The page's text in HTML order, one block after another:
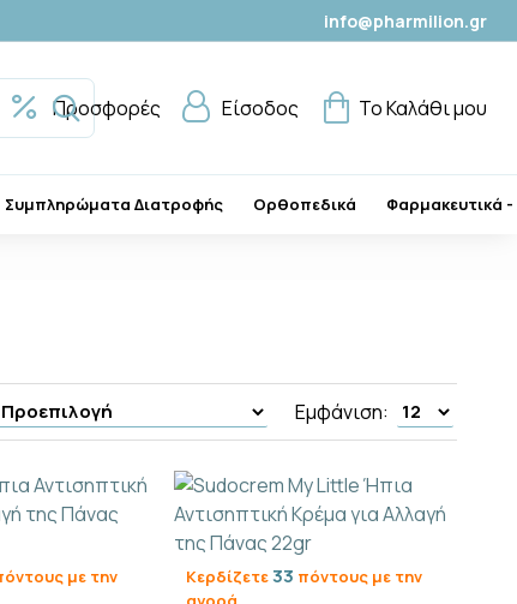
info@pharmilion.gr
Προσφορές Είσοδος Το Καλάθι μου
Συμπληρώματα Διατροφής Ορθοπεδικά Φαρμακευτικά -
Εμφάνιση:
με την
Κερδίζετε33 πόντους με την